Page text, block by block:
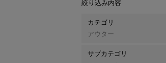
絞り込み内容
カテゴリ
アウター
サブカテゴリ